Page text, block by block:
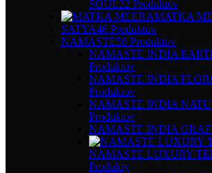
SOUL22 Produktov
MATKA
SATYA46 Produktov
NAMASTE58 Produktov
NAMASTE INDIA
Produktov
NAMASTE INDIA
Produktov
NAMASTE INDIA
Produktov
NAMASTE INDIA
NAMASTE LUXURY
Produkty